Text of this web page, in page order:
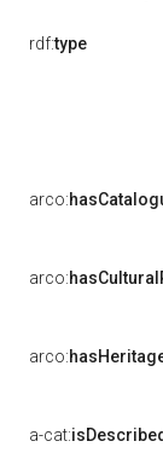
rdf:type
arco:
arco:
arco:
a-cat: